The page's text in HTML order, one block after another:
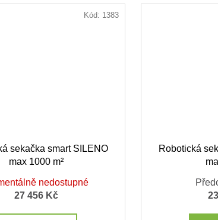
sekačka smart SILENO
max 1000 m²
nedostupné
27 456 Kč
Kód: 1383
Robotická